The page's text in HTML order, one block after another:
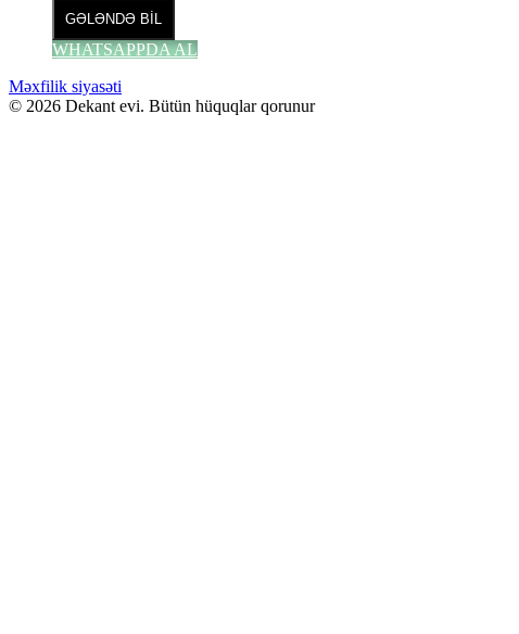
GƏLƏNDƏ BİL
WHATSAPPDA AL
Məxfilik siyasəti
© 2026 Dekant evi. Bütün hüquqlar qorunur